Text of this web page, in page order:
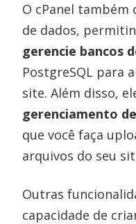
O cPanel também
de dados,
gerencie bancos
PostgreSQL para
site. Além disso,
gerenciamento
que você faça
arquivos do seu
Outras
capacidade de